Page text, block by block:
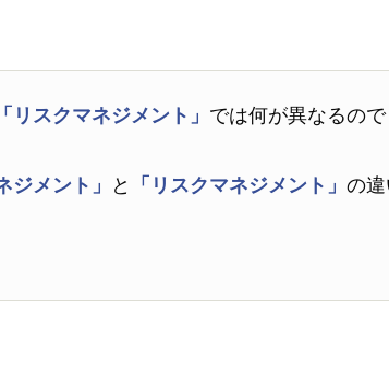
「リスクマネジメント」 では何が異なるので
ジメント」 と 「リスクマネジメント」の